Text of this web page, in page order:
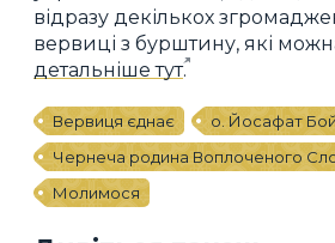
відразу декількох
вервиці з бурштину, які
детальніше тут.
Вервиця єднає
о. Йосафат
Чернеча родина Воплоченого
Молимося